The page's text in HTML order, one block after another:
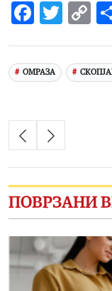
ОМРАЗА
ПОВРЗАНИ